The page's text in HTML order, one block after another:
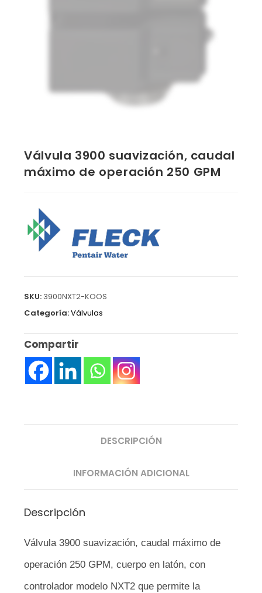
Válvula 3900 suavización, caudal
máximo de operación 250 GPM
SKU: 3900NXT2-KOOS
Categoría:Válvulas
Compartir
DESCRIPCIÓN
INFORMACIÓN ADICIONAL
Descripción
Válvula 3900 suavización, caudal máximo de
operación 250 GPM, cuerpo en latón, con
controlador modelo NXT2 que permite la